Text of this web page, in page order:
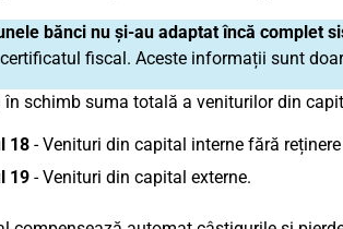
bănci nu și-au adaptat încă complet
fiscal. Aceste informații sunt
în schimb suma totală a veniturilor din
18- Venituri din capital interne fără
19- Venituri din capital externe.